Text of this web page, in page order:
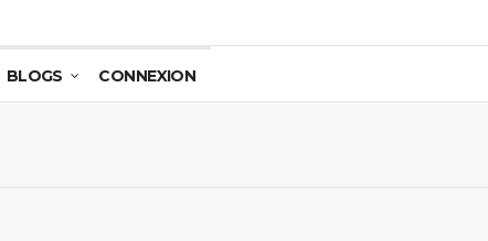
BLOGS CONNEXION